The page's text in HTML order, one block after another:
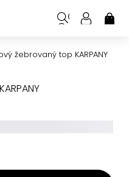
žebrovaný top KARPANY